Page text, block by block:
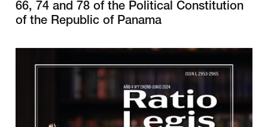
66, 74 and 78 of the Political Constitution
of the Republic of Panama